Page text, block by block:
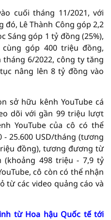
cuối tháng 11/2021, với
đó, Lê Thành Công góp 2,2
Sáng góp 1 tỷ đồng (25%),
góp 400 triệu đồng,
6/2022, công ty tăng
nâng lên 8 tỷ đồng vào
sở hữu kênh YouTube cá
dõi với gần 99 triệu lượt
YouTube của cô có thể
25.600 USD/tháng (tương
đồng), tương đương từ
(khoảng 498 triệu - 7,9 tỷ
cô còn có thể nhận
từ các video quảng cáo và
từ Hoa hậu Quốc tế tới